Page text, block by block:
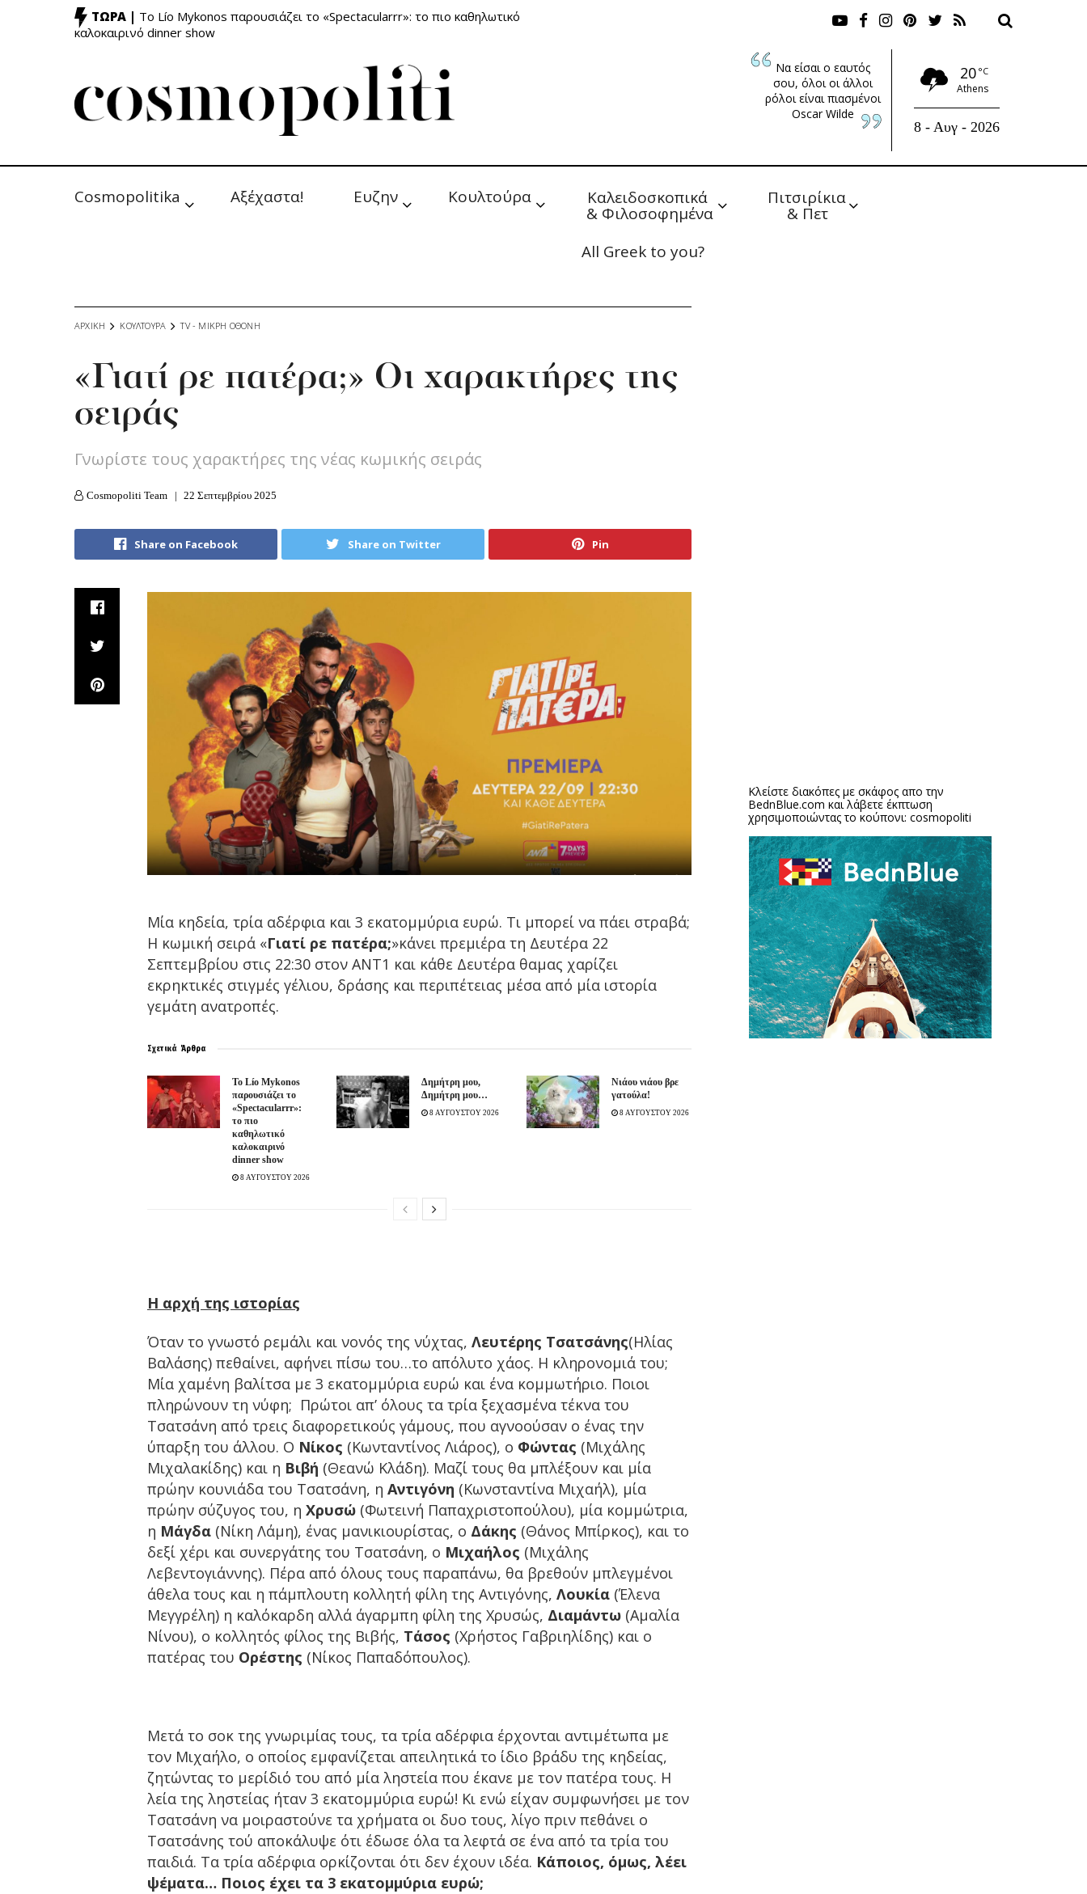
ΤΩΡΑ | Το Lío Mykonos παρουσιάζει το «Spectacularrr»: το πιο καθηλωτικό
καλοκαιρινό dinner show
Να είσαι ο εαυτός
σου, όλοι οι άλλοι
ρόλοι είναι πιασμένοι
Oscar Wilde
20 °C
Athens
8 - Αυγ - 2026
Cosmopolitika Αξέχαστα! Ευζην Κουλτούρα Καλειδοσκοπικά
& Φιλοσοφημένα
Πιτσιρίκια
& Πετ
All Greek to you?
ΑΡΧΙΚΗ ΚΟΥΛΤΟΥΡΑ TV - MΙΚΡΗ ΟΘΟΝΗ
«Γιατί ρε πατέρα;» Οι χαρακτήρες της
σειράς
Γνωρίστε τους χαρακτήρες της νέας κωμικής σειράς
Cosmopoliti Team 22 Σεπτεμβρίου 2025
Share on Facebook Share on Twitter Pin
Μία κηδεία, τρία αδέρφια και 3 εκατομμύρια ευρώ. Τι μπορεί να πάει στραβά;
H κωμική σειρά «Γιατί ρε πατέρα;»κάνει πρεμιέρα τη Δευτέρα 22
Σεπτεμβρίου στις 22:30 στον ΑΝΤ1 και κάθε Δευτέρα θαμας χαρίζει
εκρηκτικές στιγμές γέλιου, δράσης και περιπέτειας μέσα από μία ιστορία
γεμάτη ανατροπές.
Σχετικά Άρθρα
Το Lío Mykonos
παρουσιάζει το
«Spectacularrr»:
το πιο
καθηλωτικό
καλοκαιρινό
dinner show
8 ΑΥΓΟΥΣΤΟΥ 2026
Δημήτρη μου,
Δημήτρη μου…
8 ΑΥΓΟΥΣΤΟΥ 2026
Νιάου νιάου βρε
γατούλα!
8 ΑΥΓΟΥΣΤΟΥ 2026
Η αρχή της ιστορίας
Όταν το γνωστό ρεμάλι και νονός της νύχτας, Λευτέρης Τσατσάνης(Ηλίας
Βαλάσης) πεθαίνει, αφήνει πίσω του…το απόλυτο χάος. Η κληρονομιά του;
Μία χαμένη βαλίτσα με 3 εκατομμύρια ευρώ και ένα κομμωτήριο. Ποιοι
πληρώνουν τη νύφη; Πρώτοι απ’ όλους τα τρία ξεχασμένα τέκνα του
Τσατσάνη από τρεις διαφορετικούς γάμους, που αγνοούσαν ο ένας την
ύπαρξη του άλλου. Ο Νίκος (Κωνταντίνος Λιάρος), ο Φώντας (Μιχάλης
Μιχαλακίδης) και η Βιβή (Θεανώ Κλάδη). Μαζί τους θα μπλέξουν και μία
πρώην κουνιάδα του Τσατσάνη, η Αντιγόνη (Κωνσταντίνα Μιχαήλ), μία
πρώην σύζυγος του, η Χρυσώ (Φωτεινή Παπαχριστοπούλου), μία κομμώτρια,
η Μάγδα (Νίκη Λάμη), ένας μανικιουρίστας, ο Δάκης (Θάνος Μπίρκος), και το
δεξί χέρι και συνεργάτης του Τσατσάνη, ο Μιχαήλος (Μιχάλης
Λεβεντογιάννης). Πέρα από όλους τους παραπάνω, θα βρεθούν μπλεγμένοι
άθελα τους και η πάμπλουτη κολλητή φίλη της Αντιγόνης, Λουκία (Έλενα
Μεγγρέλη) η καλόκαρδη αλλά άγαρμπη φίλη της Χρυσώς, Διαμάντω (Αμαλία
Νίνου), ο κολλητός φίλος της Βιβής, Τάσος (Χρήστος Γαβριηλίδης) και ο
πατέρας του Ορέστης (Νίκος Παπαδόπουλος).
Μετά το σοκ της γνωριμίας τους, τα τρία αδέρφια έρχονται αντιμέτωπα με
τον Μιχαήλο, ο οποίος εμφανίζεται απειλητικά το ίδιο βράδυ της κηδείας,
ζητώντας το μερίδιό του από μία ληστεία που έκανε με τον πατέρα τους. Η
λεία της ληστείας ήταν 3 εκατομμύρια ευρώ! Κι ενώ είχαν συμφωνήσει με τον
Τσατσάνη να μοιραστούνε τα χρήματα οι δυο τους, λίγο πριν πεθάνει ο
Τσατσάνης τού αποκάλυψε ότι έδωσε όλα τα λεφτά σε ένα από τα τρία του
παιδιά. Τα τρία αδέρφια ορκίζονται ότι δεν έχουν ιδέα. Κάποιος, όμως, λέει
ψέματα… Ποιος έχει τα 3 εκατομμύρια ευρώ;
Κλείστε διακόπες με σκάφος απο την
BednBlue.com και λάβετε έκπτωση
χρησιμοποιώντας το κούπονι: cosmopoliti